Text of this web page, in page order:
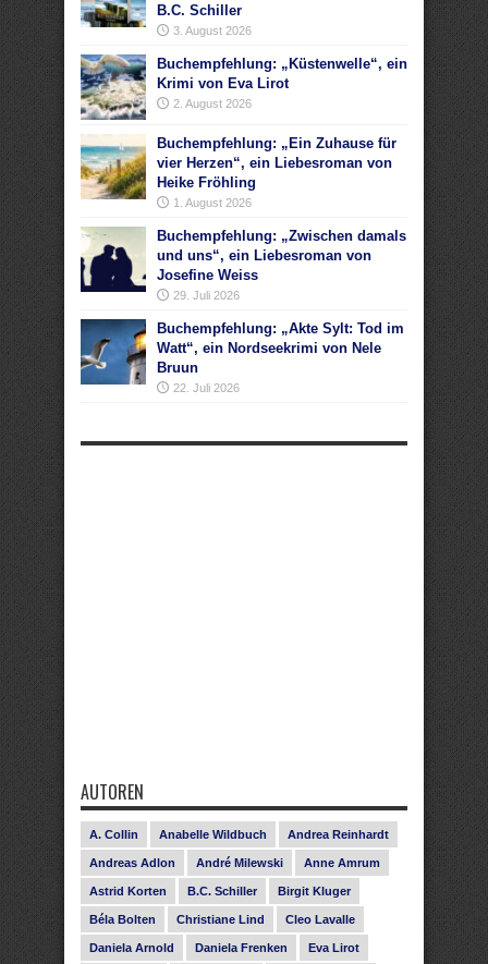
B.C. Schiller
3. August 2026
Buchempfehlung: „Küstenwelle“, ein
Krimi von Eva Lirot
2. August 2026
Buchempfehlung: „Ein Zuhause für
vier Herzen“, ein Liebesroman von
Heike Fröhling
1. August 2026
Buchempfehlung: „Zwischen damals
und uns“, ein Liebesroman von
Josefine Weiss
29. Juli 2026
Buchempfehlung: „Akte Sylt: Tod im
Watt“, ein Nordseekrimi von Nele
Bruun
22. Juli 2026
AUTOREN
A. Collin Anabelle Wildbuch Andrea Reinhardt
Andreas Adlon André Milewski Anne Amrum
Astrid Korten B.C. Schiller Birgit Kluger
Béla Bolten Christiane Lind Cleo Lavalle
Daniela Arnold Daniela Frenken Eva Lirot